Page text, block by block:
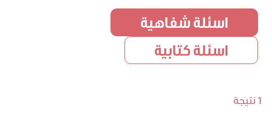
اسئلة شفاهية
اسئلة كتابية
1 نتيجة